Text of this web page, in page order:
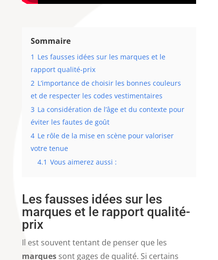
Sommaire
1 Les fausses idées sur les marques et le
rapport qualité-prix
2 L’importance de choisir les bonnes couleurs
et de respecter les codes vestimentaires
3 La considération de l’âge et du contexte pour
éviter les fautes de goût
4 Le rôle de la mise en scène pour valoriser
votre tenue
4.1 Vous aimerez aussi :
Les fausses idées sur les
marques et le rapport qualité-
prix
Il est souvent tentant de penser que les
marquessont gages de qualité. Si certains